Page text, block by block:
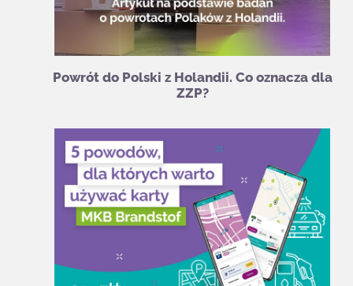
Powrót do Polski z Holandii. Co oznacza dla
ZZP?